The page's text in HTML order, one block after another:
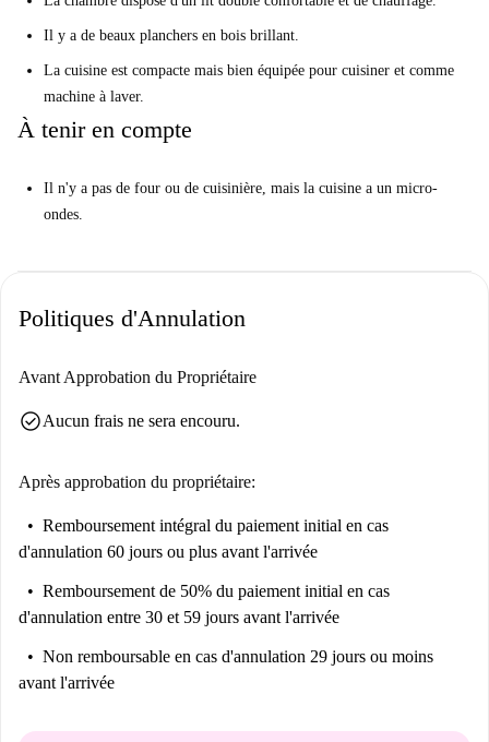
Il y a de beaux planchers en bois brillant.
La cuisine est compacte mais bien équipée pour cuisiner et comme
machine à laver.
À tenir en compte
Il n'y a pas de four ou de cuisinière, mais la cuisine a un micro-
ondes.
Politiques d'Annulation
Avant Approbation du Propriétaire
check_circleAucun frais ne sera encouru.
Après approbation du propriétaire:
Remboursement intégral du paiement initial en cas
d'annulation 60 jours ou plus avant l'arrivée
Remboursement de 50% du paiement initial en cas
d'annulation entre 30 et 59 jours avant l'arrivée
Non remboursable en cas d'annulation 29 jours ou moins
avant l'arrivée